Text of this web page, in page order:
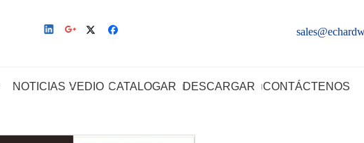
NOTICIAS VEDIO CATALOGAR DESCARGAR CONTÁCTENOS